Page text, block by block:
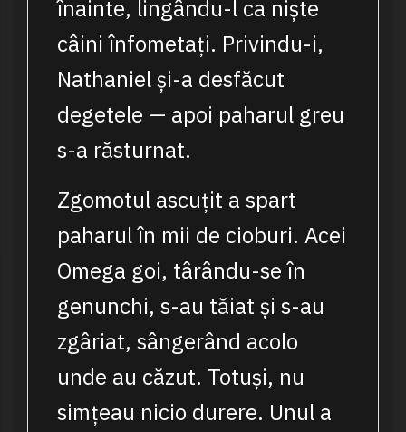
înainte, lingându-l ca niște
câini înfometați. Privindu-i,
Nathaniel și-a desfăcut
degetele — apoi paharul greu
s-a răsturnat.
Zgomotul ascuțit a spart
paharul în mii de cioburi. Acei
Omega goi, târându-se în
genunchi, s-au tăiat și s-au
zgâriat, sângerând acolo
unde au căzut. Totuși, nu
simțeau nicio durere. Unul a